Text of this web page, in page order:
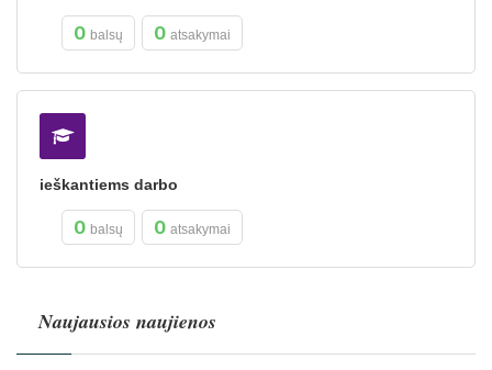
0 balsų 0 atsakymai
ieškantiems darbo
0 balsų 0 atsakymai
Naujausios naujienos